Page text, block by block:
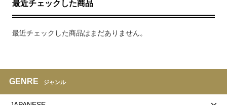
最近チェックした商品
最近チェックした商品はまだありません。
GENRE ジャンル